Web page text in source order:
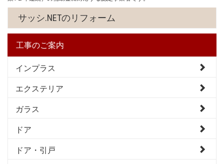
サッシ.NETのリフォーム
工事のご案内
インプラス
エクステリア
ガラス
ドア
ドア・引戸